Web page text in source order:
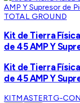
TOTAL GROUND
Kit de Tierra
de 45 AMP Y
Kit de Tierra
de 45 AMP Y
KITMASTERTG-